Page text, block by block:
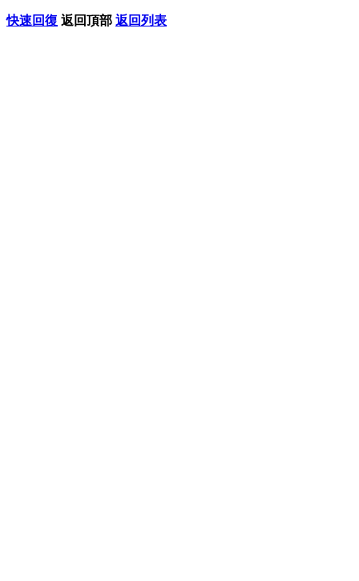
快速回復 返回頂部 返回列表